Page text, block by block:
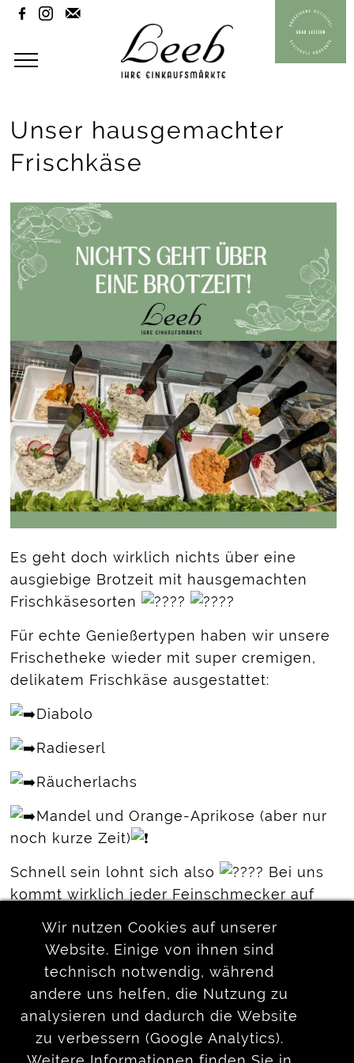
Unser hausgemachter
Frischkäse
Es geht doch wirklich nichts über eine
ausgiebige Brotzeit mit hausgemachten
Frischkäsesorten
Für echte Genießertypen haben wir unsere
Frischetheke wieder mit super cremigen,
delikatem Frischkäse ausgestattet:
Diabolo
Radieserl
Räucherlachs
Mandel und Orange-Aprikose (aber nur
noch kurze Zeit)
Schnell sein lohnt sich also
Bei uns
kommt wirklich jeder Feinschmecker auf
P.S. Natürlich findet Ihr auch frisches,
fluffiges Brot in unserem Sortiment
zurück
  
Wir nutzen Cookies auf unserer
Website. Einige von ihnen sind
technisch notwendig, während
andere uns helfen, die Nutzung zu
analysieren und dadurch die Website
zu verbessern (Google Analytics).